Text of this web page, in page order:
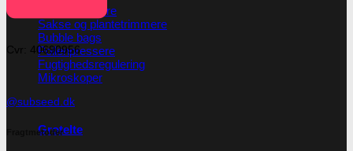
Plantetrimmere
Sakse og plantetrimmere
Bubble bags
Pollenpressere
Fugtighedsregulering
Mikroskoper
Grotelte
Cvr: 40690956
@subseed.dk
Fragtmetoder